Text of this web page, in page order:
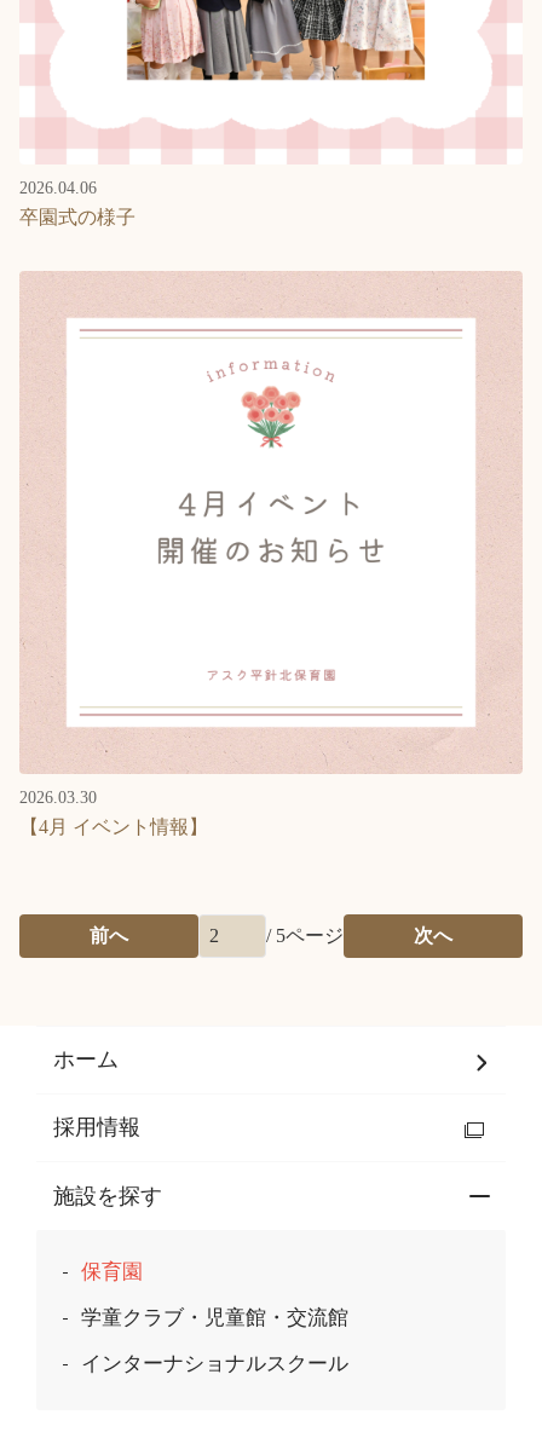
2026.04.06
卒園式の様子
2026.03.30
【4月 イベント情報】
前へ / 5ページ 次へ
ホーム
採用情報
施設を探す
保育園
学童クラブ・児童館・交流館
インターナショナルスクール